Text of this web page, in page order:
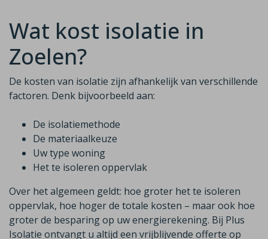
Wat kost isolatie in
Zoelen?
De kosten van isolatie zijn afhankelijk van verschillende
factoren. Denk bijvoorbeeld aan:
De isolatiemethode
De materiaalkeuze
Uw type woning
Het te isoleren oppervlak
Over het algemeen geldt: hoe groter het te isoleren
oppervlak, hoe hoger de totale kosten – maar ook hoe
groter de besparing op uw energierekening. Bij Plus
Isolatie ontvangt u altijd een vrijblijvende offerte op